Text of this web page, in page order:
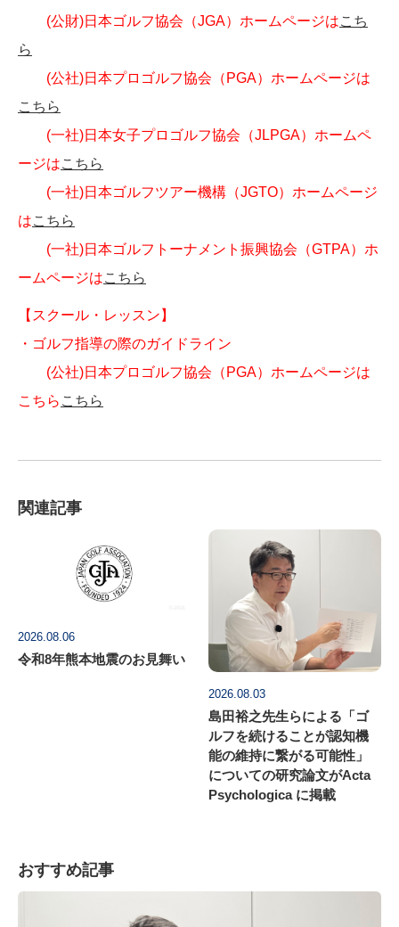
(公財)日本ゴルフ協会（JGA）ホームページはこち
ら
(公社)日本プロゴルフ協会（PGA）ホームページは
こちら
(一社)日本女子プロゴルフ協会（JLPGA）ホームペ
ージはこちら
(一社)日本ゴルフツアー機構（JGTO）ホームページ
はこちら
(一社)日本ゴルフトーナメント振興協会（GTPA）ホ
ームページはこちら
【スクール・レッスン】
・ゴルフ指導の際のガイドライン
(公社)日本プロゴルフ協会（PGA）ホームページは
こちら こちら
関連記事
2026.08.06
令和8年熊本地震のお見舞い
2026.08.03
島田裕之先生らによる「ゴ
ルフを続けることが認知機
能の維持に繋がる可能性」
についての研究論文がActa
Psychologica に掲載
おすすめ記事